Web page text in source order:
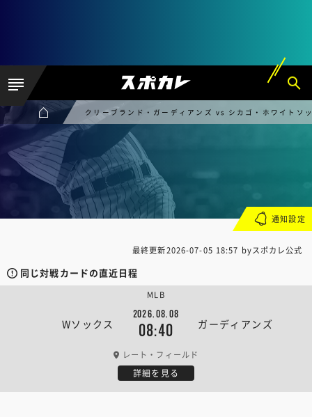
クリーブランド・ガーディアンズ vs シカゴ・ホワイトソ
最終更新2026-07-05 18:57 byスポカレ公式
同じ対戦カードの直近日程
Wソックス
2026.08.08
08:40 ガーディアンズ
MLB
レート・フィールド
詳細を見る
通知設定